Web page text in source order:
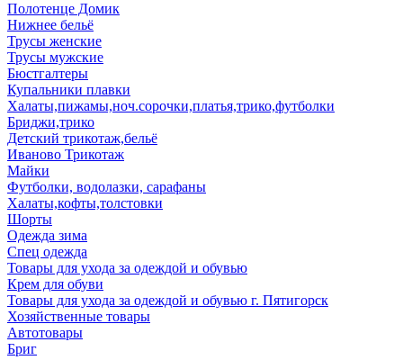
Полотенце Домик
Нижнее бельё
Трусы женские
Трусы мужские
Бюстгалтеры
Купальники плавки
Халаты,пижамы,ноч.сорочки,платья,трико,футболки
Бриджи,трико
Детский трикотаж,бельё
Иваново Трикотаж
Майки
Футболки, водолазки, сарафаны
Халаты,кофты,толстовки
Шорты
Одежда зима
Спец одежда
Товары для ухода за одеждой и обувью
Крем для обуви
Товары для ухода за одеждой и обувью г. Пятигорск
Хозяйственные товары
Автотовары
Бриг